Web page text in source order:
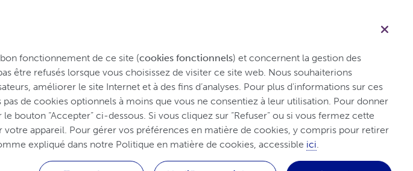
inflammatoire
UCBCares section
fonctionnement de ce site (cookies fonctionnels) et concernent la gestion des
être refusés lorsque vous choisissez de visiter ce site web. Nous souhaiterions
améliorer le site Internet et à des fins d’analyses. Pour plus d'informations sur ces
pas de cookies optionnels à moins que vous ne consentiez à leur utilisation. Pour donner
“Accepter” ci-dessous. Si vous cliquez sur “Refuser” ou si vous fermez cette
appareil. Pour gérer vos préférences en matière de cookies, y compris pour retirer
expliqué dans notre Politique en matière de cookies, accessible ici.